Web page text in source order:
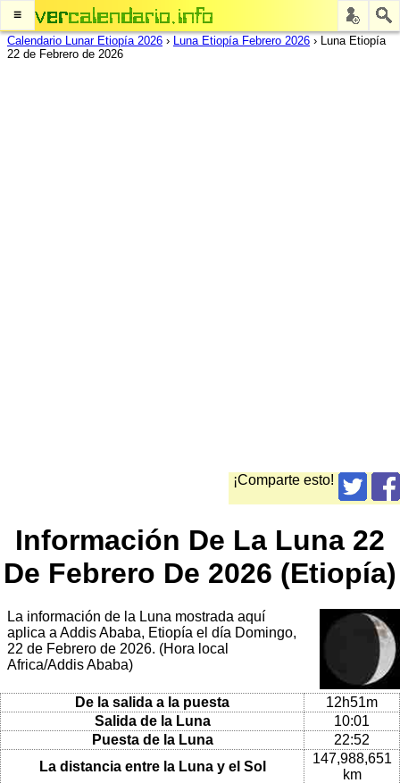
≡
Calendario Lunar Etiopía 2026 › Luna Etiopía Febrero 2026 › Luna Etiopía
22 de Febrero de 2026
¡Comparte esto!
Información De La Luna 22
De Febrero De 2026 (Etiopía)
La información de la Luna mostrada aquí
aplica a Addis Ababa, Etiopía el día Domingo,
22 de Febrero de 2026. (Hora local
Africa/Addis Ababa)
De la salida a la puesta
12h51m
Salida de la Luna
10:01
Puesta de la Luna
22:52
La distancia entre la Luna y el Sol
147,988,651
km